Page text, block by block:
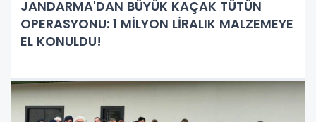
JANDARMA'DAN BÜYÜK KAÇAK TÜTÜN
OPERASYONU: 1 MİLYON LİRALIK MALZEMEYE
EL KONULDU!